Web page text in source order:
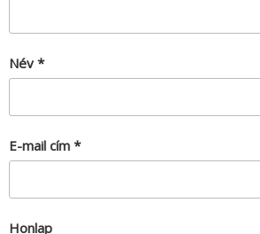
Név *
E-mail cím *
Honlap